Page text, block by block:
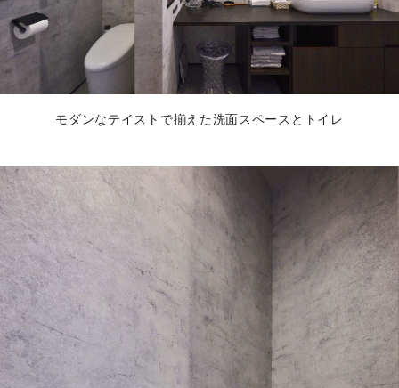
モダンなテイストで揃えた洗面スペースとトイレ